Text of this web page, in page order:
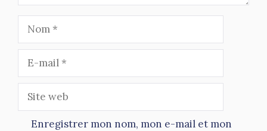
mail
web
Enregistrer mon nom, mon e-mail et mon